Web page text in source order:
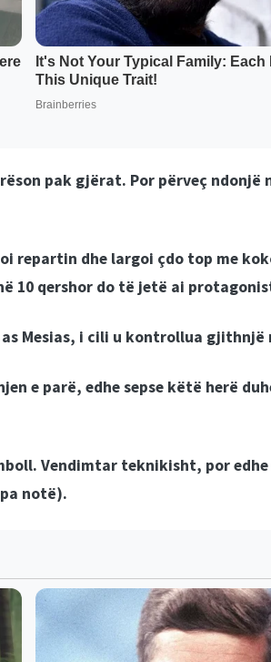
pak gjërat. Por përveç
repartin dhe largoi çdo top me
10 qershor do të jetë ai
as Mesias, i cili u kontrollua
e parë, edhe sepse këtë herë
Vendimtar teknikisht, por
pa notë).